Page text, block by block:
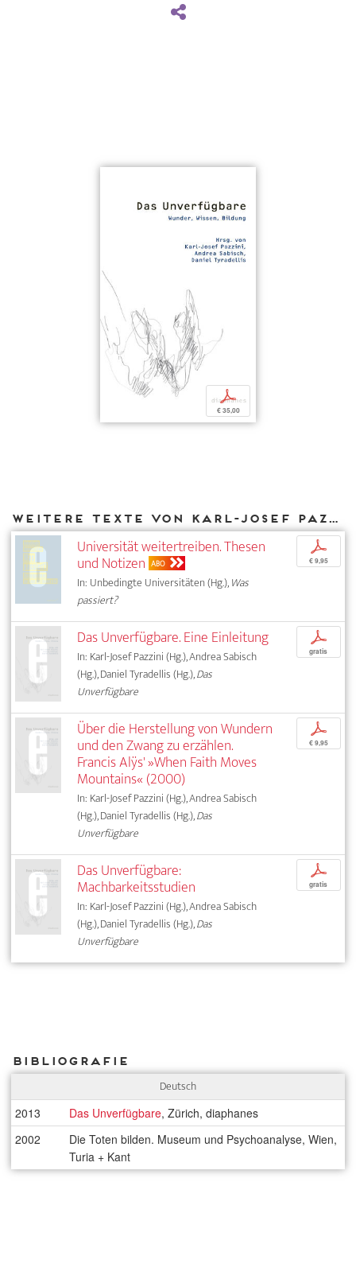
p
€ 35,00
Weitere Texte von Karl-Josef Pazzini bei DIAPHANES
Universität weitertreiben. Thesen
und Notizen ABO
In: Unbedingte Universitäten (Hg.),Was
passiert?
p
€ 9,95
Das Unverfügbare. Eine Einleitung
In: Karl-Josef Pazzini (Hg.), Andrea Sabisch
(Hg.), Daniel Tyradellis (Hg.),Das
Unverfügbare
p
gratis
Über die Herstellung von Wundern
und den Zwang zu erzählen.
Francis Alÿs' »When Faith Moves
Mountains« (2000)
In: Karl-Josef Pazzini (Hg.), Andrea Sabisch
(Hg.), Daniel Tyradellis (Hg.),Das
Unverfügbare
p
€ 9,95
Das Unverfügbare:
Machbarkeitsstudien
In: Karl-Josef Pazzini (Hg.), Andrea Sabisch
(Hg.), Daniel Tyradellis (Hg.),Das
Unverfügbare
p
gratis
Bibliografie
Deutsch
2013 Das Unverfügbare, Zürich, diaphanes
2002
Die Toten bilden. Museum und Psychoanalyse, Wien,
Turia + Kant